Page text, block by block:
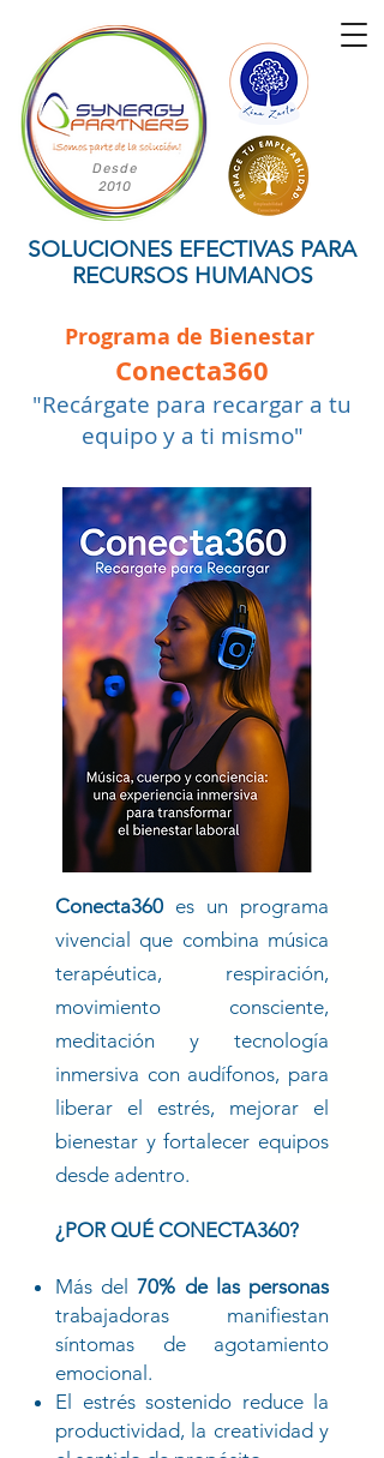
SOLUCIONES EFECTIVAS PARA
RECURSOS HUMANOS
Desde
2010
Programa de Bienestar
Conecta360
"Recárgate para recargar a tu
equipo y a ti mismo"
Conecta360 es un programa
vivencial que combina música
terapéutica, respiración,
movimiento consciente,
meditación y tecnología
inmersiva con audífonos, para
liberar el estrés, mejorar el
bienestar y fortalecer equipos
desde adentro.
¿POR QUÉ CONECTA360?
Más del70% de las personas
trabajadoras manifiestan
síntomas de agotamiento
emocional.
El estrés sostenido reduce la
productividad, la creatividad y